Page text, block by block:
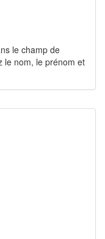
le champ de
le nom, le prénom et